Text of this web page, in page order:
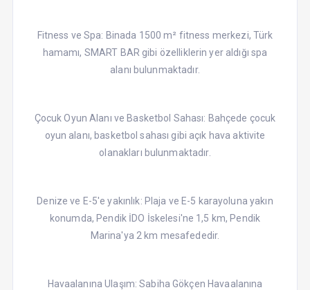
Fitness ve Spa: Binada 1500 m² fitness merkezi, Türk
hamamı, SMART BAR gibi özelliklerin yer aldığı spa
alanı bulunmaktadır.
Çocuk Oyun Alanı ve Basketbol Sahası: Bahçede çocuk
oyun alanı, basketbol sahası gibi açık hava aktivite
olanakları bulunmaktadır.
Denize ve E-5'e yakınlık: Plaja ve E-5 karayoluna yakın
konumda, Pendik İDO İskelesi'ne 1,5 km, Pendik
Marina'ya 2 km mesafededir.
Havaalanına Ulaşım: Sabiha Gökçen Havaalanına